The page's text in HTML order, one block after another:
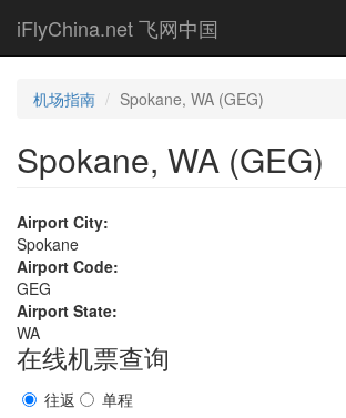
main
iFlyChina.net 飞网中国
机场指南 Spokane, WA (GEG)
Spokane, WA (GEG)
Airport City:
Spokane
Airport Code:
GEG
Airport State:
WA
在线机票查询
往返
单程